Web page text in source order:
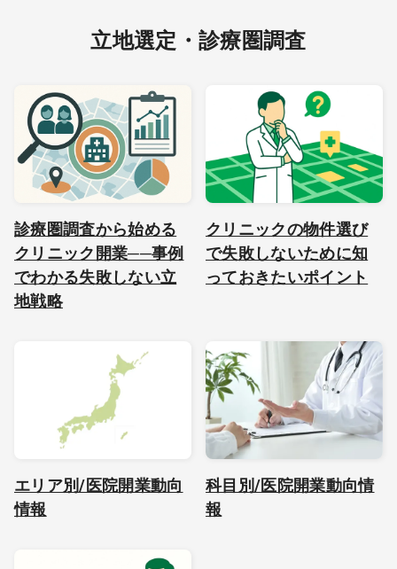
立地選定・診療圏調査
診療圏調査から始める
クリニック開業──事例
でわかる失敗しない立
地戦略
クリニックの物件選び
で失敗しないために知
っておきたいポイント
エリア別/医院開業動向
情報
科目別/医院開業動向情
報